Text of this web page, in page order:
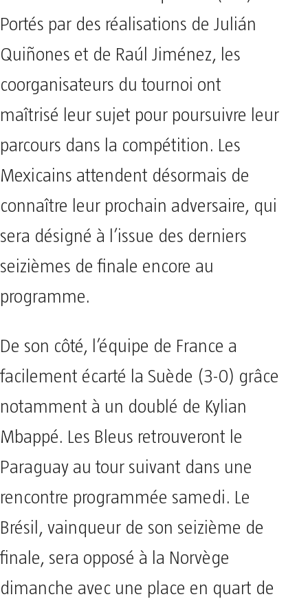
Portés par des réalisations de Julián
Quiñones et de Raúl Jiménez, les
coorganisateurs du tournoi ont
maîtrisé leur sujet pour poursuivre leur
parcours dans la compétition. Les
Mexicains attendent désormais de
connaître leur prochain adversaire, qui
sera désigné à l’issue des derniers
seizièmes de finale encore au
programme.
De son côté, l’équipe de France a
facilement écarté la Suède (3-0) grâce
notamment à un doublé de Kylian
Mbappé. Les Bleus retrouveront le
Paraguay au tour suivant dans une
rencontre programmée samedi. Le
Brésil, vainqueur de son seizième de
finale, sera opposé à la Norvège
dimanche avec une place en quart de